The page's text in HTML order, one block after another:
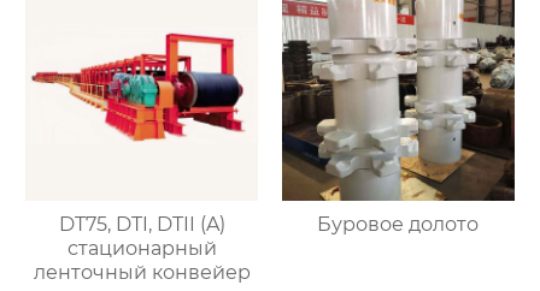
DT75, DTI, DTII (A)
стационарный
ленточный конвейер
Буровое долото